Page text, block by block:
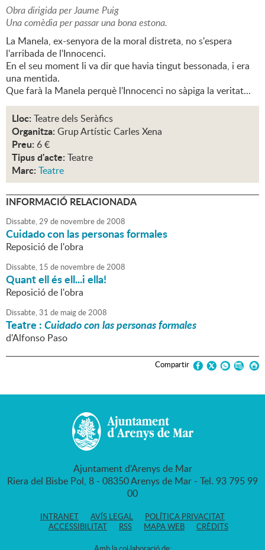
Obra dirigida per Jaume Puig
Una comèdia per passar una bona estona.
La Manela, ex-senyora de la moral distreta, no s'espera
l'arribada de l'Innocenci.
En el seu moment li va dir que havia tingut bessonada, i era
una mentida.
Que farà la Manela perquè l'Innocenci no sàpiga la veritat...
Lloc: Teatre dels Seràfics
Organitza: Grup Artístic Carles Xena
Preu: 6 €
Tipus d'acte: Teatre
Marc: Teatre
INFORMACIÓ RELACIONADA
Dissabte,29 de novembrede2008
Cuidado con las personas formales
Reposició de l'obra
Dissabte, 15 de novembrede2008
Quant ell és ell...i ella!
Reposició de l'obra
Dissabte,31 de maigde2008
Teatre :Cuidado con las personas formales
d'Alfonso Paso
Compartir
Ajuntament d'Arenys de Mar
Riera del Bisbe Pol, 8 - 08350 Arenys de Mar - Tel. 93 795 99
00
INTRANET AVÍS LEGAL
POLÍTICA PRIVACITAT
ACCESSIBILITAT
RSS MAPA WEB CRÈDITS